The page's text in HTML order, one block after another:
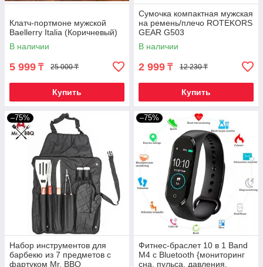
Клатч-портмоне мужской
Baellerry Italia (Коричневый)
В наличии
5 999 ₸ 25 000 ₸
Купить
Сумочка компактная мужская
на ремень/плечо ROTEKORS
GEAR G503
В наличии
2 999 ₸ 12 230 ₸
Купить
–75%
Набор инструментов для
барбекю из 7 предметов с
фартуком Mr. BBQ
–75%
Фитнес-браслет 10 в 1 Band
M4 с Bluetooth {мониторинг
сна, пульса, давления,